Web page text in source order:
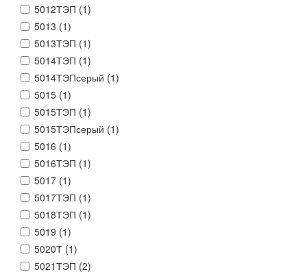
5012ТЭП (1)
5013 (1)
5013ТЭП (1)
5014ТЭП (1)
5014ТЭПсерый (1)
5015 (1)
5015ТЭП (1)
5015ТЭПсерый (1)
5016 (1)
5016ТЭП (1)
5017 (1)
5017ТЭП (1)
5018ТЭП (1)
5019 (1)
5020Т (1)
5021ТЭП (2)